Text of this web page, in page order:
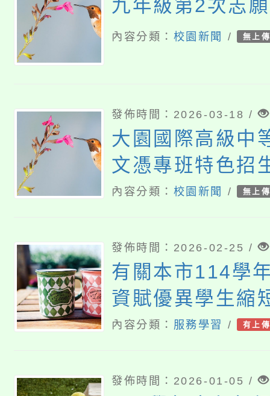
九年級第2次志
內容分類： 校園新聞 / 無上
發佈時間：2026-03-18 /
大園國際高級中
文憑專班特色招
入學簡章公告事
內容分類： 校園新聞 / 無上
發佈時間：2026-02-25 /
有關本市114學
資賦優異學生縮
相關事宜
內容分類： 服務學習 / 有上
發佈時間：2026-01-05 /